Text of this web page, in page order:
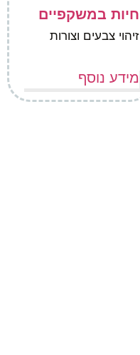
חיות במשקפיים
זיהוי צבעים וצורות
מידע נוסף